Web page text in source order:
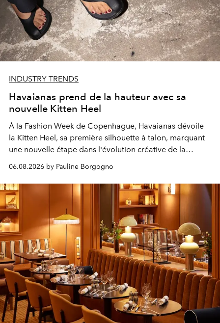
INDUSTRY TRENDS
Havaianas prend de la hauteur avec sa
nouvelle Kitten Heel
À la Fashion Week de Copenhague, Havaianas dévoile
la Kitten Heel, sa première silhouette à talon, marquant
une nouvelle étape dans l'évolution créative de la
06.08.2026 by Pauline Borgogno